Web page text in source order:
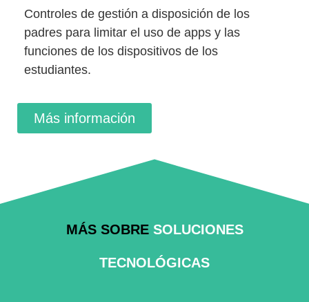
Controles de gestión a disposición de los
padres para limitar el uso de apps y las
funciones de los dispositivos de los
estudiantes.
Más información
MÁS SOBRE SOLUCIONES
TECNOLÓGICAS